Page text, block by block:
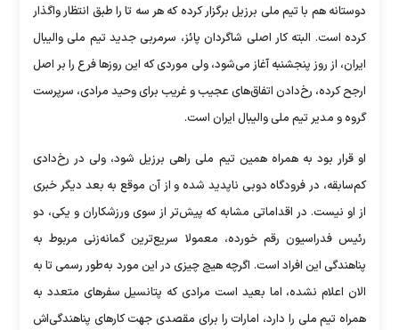
دوستانه هم با تیم ملی برزیل برگزار کرده که هر سه تا را طبق انتظار واگذار
کرده است. البته کار اصلی شاگردان پائز، سرمربی جدید تیم ملی والیبال
ایران، از روز پنجشنبه آغاز می‌شود، ولی موردی که این روز‌ها فرع را بر اصل
ارجح کرده، رخ‌دادن اتفاق‌های عجیب و غریب برای وحید مرادی، سرپرست
گروه و مدیر تیم ملی والیبال ایران است.
او قرار بود به همراه همین تیم ملی راهی برزیل شود، ولی در رخ‌دادی
کم‌سابقه، در فرودگاه دوبی ناپدید شده و از آن موقع به بعد دیگر خبری
از او نیست. در اقداماتی مشابه که پیش‌تر از سوی ورزشکاران و یکی، دو
رئیس فدراسیون رقم خورده، معمولا سریع‌ترین گمانه‌زنی مربوط به
پناهندگی این افراد است. اگرچه هیچ چیزی در این مورد به‌طور رسمی تا به
الان اعلام نشده، اما بعید است مرادی که پتانسیل سفر‌های متعدد به
همراه تیم ملی را دارد، امارات را برای مقصدی جهت کار‌های پناهندگی‌اش